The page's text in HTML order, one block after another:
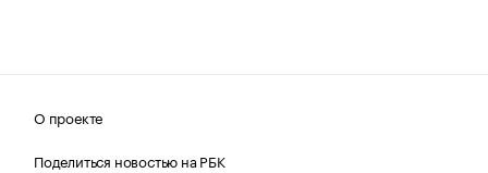
О проекте
Поделиться новостью на РБК